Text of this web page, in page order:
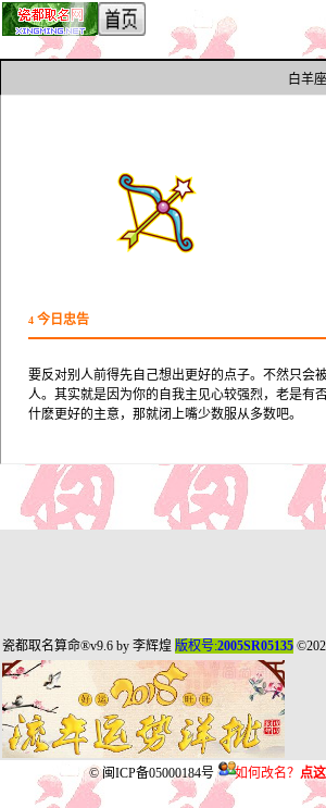
白羊座
4 今日忠告
要反对别人前得先自己想出更好的点子。不然只会
人。其实就是因为你的自我主见心较强烈，老是有
什麽更好的主意，那就闭上嘴少数服从多数吧。
瓷都取名算命®v9.6 by 李辉煌 版权号:2005SR05135
© 闽ICP备05000184号 如何改名？点这